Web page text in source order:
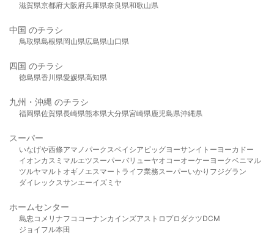
滋賀県京都府大阪府兵庫県奈良県和歌山県
中国 のチラシ
鳥取県島根県岡山県広島県山口県
四国 のチラシ
徳島県香川県愛媛県高知県
九州・沖縄 のチラシ
福岡県佐賀県長崎県熊本県大分県宮崎県鹿児島県沖縄県
スーパー
いなげや西條アマノパークスベイシア ビッグヨーサンイトーヨーカドー
イオンカスミ マルエツスーパーバリューヤオコーオーケー ヨークベニマル
ツルヤマルト オギノ エスマート ライフ業務スーパーいかり フジグラン
ダイレックスサンエーイズミヤ
ホームセンター
島忠 コメリ ナフコ コーナンカインズアストロプロダクツDCM
ジョイフル本田